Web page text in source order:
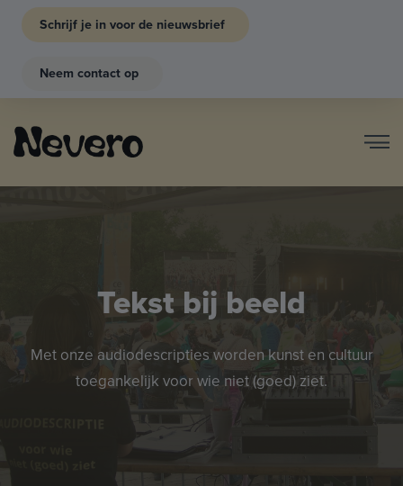
Schrijf je in voor de nieuwsbrief
Neem contact op
Tekst bij beeld
Met onze audiodescripties worden kunst en cultuur
toegankelijk voor wie niet (goed) ziet.